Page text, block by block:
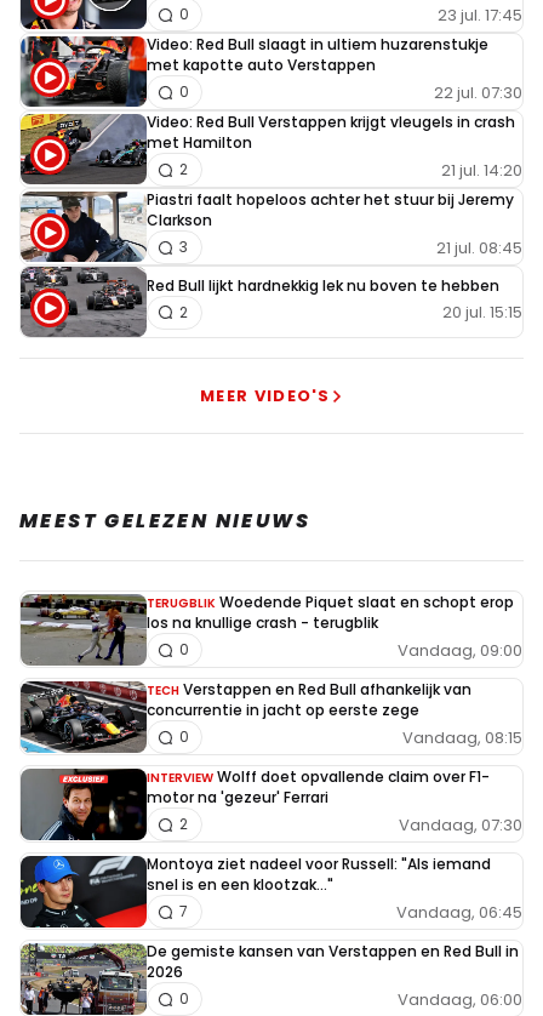
23 jul. 17:45
0
Video: Red Bull slaagt in ultiem huzarenstukje
met kapotte auto Verstappen
22 jul. 07:30
0
Video: Red Bull Verstappen krijgt vleugels in crash
met Hamilton
21 jul. 14:20
2
Piastri faalt hopeloos achter het stuur bij Jeremy
Clarkson
21 jul. 08:45
3
Red Bull lijkt hardnekkig lek nu boven te hebben
20 jul. 15:15
2
MEER VIDEO'S
MEEST GELEZEN NIEUWS
TERUGBLIK Woedende Piquet slaat en schopt erop
los na knullige crash - terugblik
Vandaag, 09:00
0
TECH Verstappen en Red Bull afhankelijk van
concurrentie in jacht op eerste zege
Vandaag, 08:15
0
INTERVIEW Wolff doet opvallende claim over F1-
motor na 'gezeur' Ferrari
Vandaag, 07:30
2
Montoya ziet nadeel voor Russell: "Als iemand
snel is en een klootzak..."
Vandaag, 06:45
7
De gemiste kansen van Verstappen en Red Bull in
2026
Vandaag, 06:00
0